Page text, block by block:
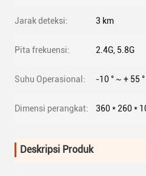
Jarak deteksi: 3 km
Pita frekuensi: 2.4G, 5.8G
Suhu Operasional: -10 ° ~ + 55 °
Dimensi perangkat: 360 * 260 *
Deskripsi Produk